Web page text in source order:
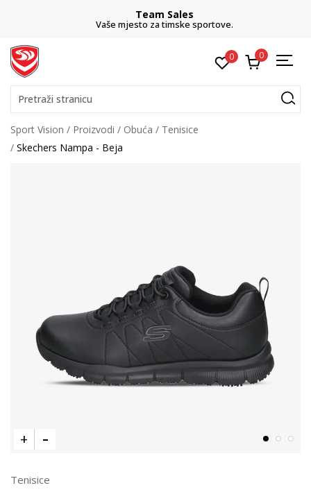
Team Sales
Vaše mjesto za timske sportove.
0 0
Pretraži stranicu
Sport Vision Proizvodi Obuća
Tenisice
Skechers Nampa - Beja
Tenisice